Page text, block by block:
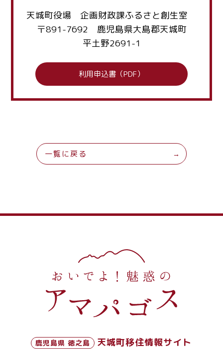
天城町役場 企画財政課ふるさと創生室
〒891-7692 鹿児島県大島郡天城町
平土野2691-1
利用申込書（PDF）
一覧に戻る
鹿児島県 徳之島 天城町移住情報サイト